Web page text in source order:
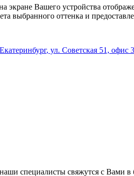
экране Вашего устройства
выбранного оттенка и
Екатеринбург, ул. Советская 51, офис
специалисты свяжутся с Вами в